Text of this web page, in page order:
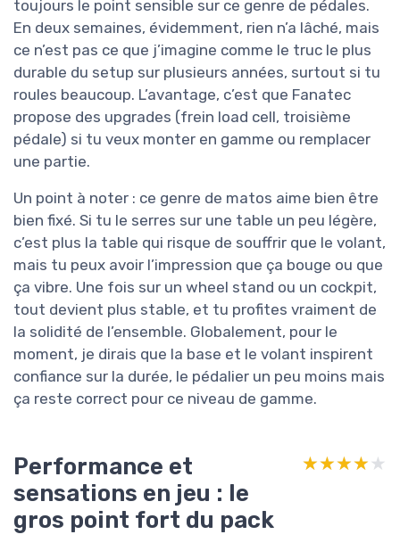
toujours le point sensible sur ce genre de pédales.
En deux semaines, évidemment, rien n’a lâché, mais
ce n’est pas ce que j’imagine comme le truc le plus
durable du setup sur plusieurs années, surtout si tu
roules beaucoup. L’avantage, c’est que Fanatec
propose des upgrades (frein load cell, troisième
pédale) si tu veux monter en gamme ou remplacer
une partie.
Un point à noter : ce genre de matos aime bien être
bien fixé. Si tu le serres sur une table un peu légère,
c’est plus la table qui risque de souffrir que le volant,
mais tu peux avoir l’impression que ça bouge ou que
ça vibre. Une fois sur un wheel stand ou un cockpit,
tout devient plus stable, et tu profites vraiment de
la solidité de l’ensemble. Globalement, pour le
moment, je dirais que la base et le volant inspirent
confiance sur la durée, le pédalier un peu moins mais
ça reste correct pour ce niveau de gamme.
Performance et
sensations en jeu : le
gros point fort du pack
★★★★★
★★★★★